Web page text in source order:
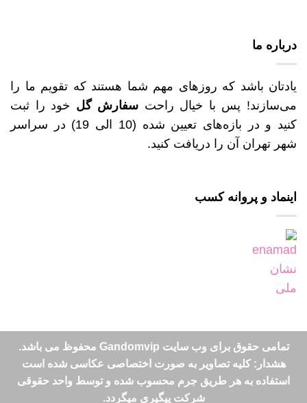
درباره ما
یادتان باشد که روزهای مهم شما هستند که تقویم ما را
می‌سازند! پس با خیال راحت سفارش گل خود را ثبت
کنید و در بازه‌های تعیین شده (10 الی 19) در سراسر
شهر تهران آن را دریافت کنید.
اینماد و پروانه کسب
تمامی حقوق برای وب سایت Gandomvip محفوظ می باشد.
هشدار: کلیه تصاویر به صورت اختصاصی عکاسی شده است
استفاده به هر طریق جرم محسوب شده و توسط واحد حقوقی
شرکت پیگیری میگردد.